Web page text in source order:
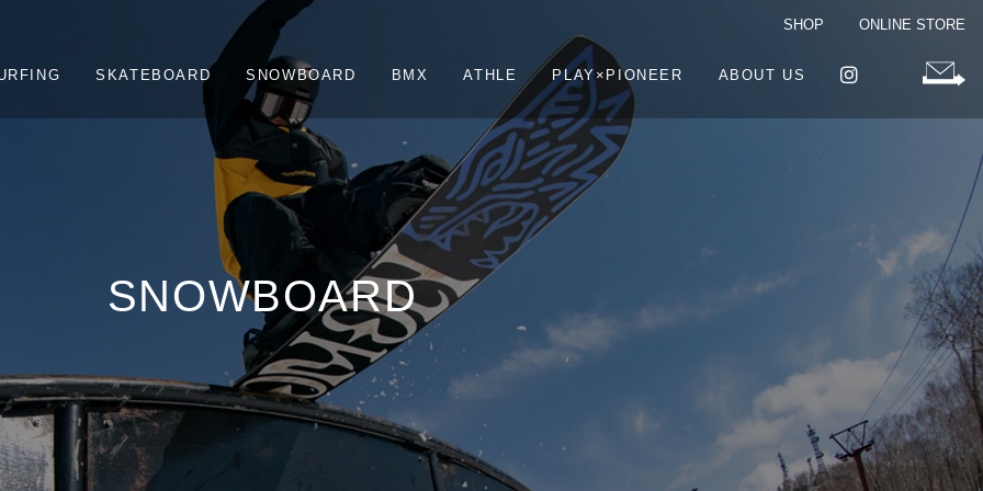
SHOP ONLINE STORE
SKATEBOARD SNOWBOARD BMX ATHLE PLAY×PIONEER ABOUT US
SNOWBOARD